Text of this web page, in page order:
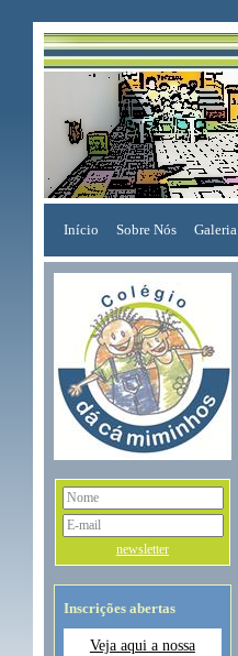
Início Sobre Nós Galeria
newsletter
Inscrições abertas
Veja aqui a nossa